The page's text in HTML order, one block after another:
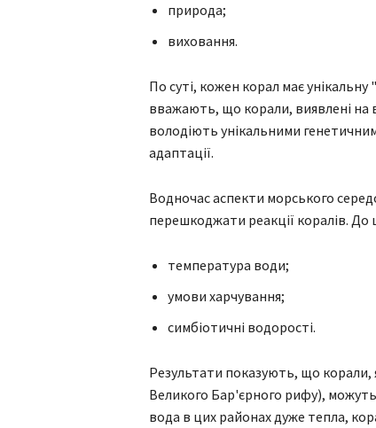
природа;
виховання.
По суті, кожен корал має
вважають, що корали, виявлені на
володіють унікальними
адаптації.
Водночас аспекти морського
перешкоджати реакції коралів. До
температура води;
умови харчування;
симбіотичні водорості.
Результати показують, що корали,
Великого Бар'єрного рифу),
вода в цих районах дуже тепла,